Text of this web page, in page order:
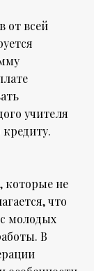
от всей
учителя
которые не
что
молодых
В